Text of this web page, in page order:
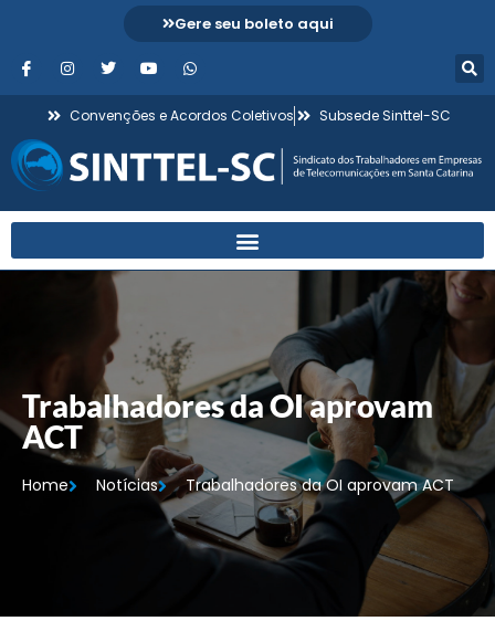
Gere seu boleto aqui
Convenções e Acordos Coletivos Subsede Sinttel-SC
Trabalhadores da OI aprovam
ACT
Home Notícias Trabalhadores da OI aprovam ACT